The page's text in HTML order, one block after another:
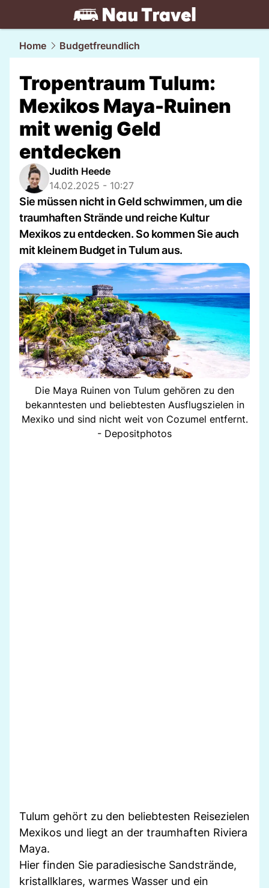
travel.NAU.ch
Home Budgetfreundlich
Tropentraum Tulum:
Mexikos Maya-Ruinen
mit wenig Geld
entdecken
Judith Heede
14.02.2025 - 10:27
Sie müssen nicht in Geld schwimmen, um die
traumhaften Strände und reiche Kultur
Mexikos zu entdecken. So kommen Sie auch
mit kleinem Budget in Tulum aus.
Die Maya Ruinen von Tulum gehören zu den
bekanntesten und beliebtesten Ausflugszielen in
Mexiko und sind nicht weit von Cozumel entfernt.
- Depositphotos
Tulum gehört zu den beliebtesten Reisezielen
Mexikos und liegt an der traumhaften Riviera
Maya.
Hier finden Sie paradiesische Sandstrände,
kristallklares, warmes Wasser und ein